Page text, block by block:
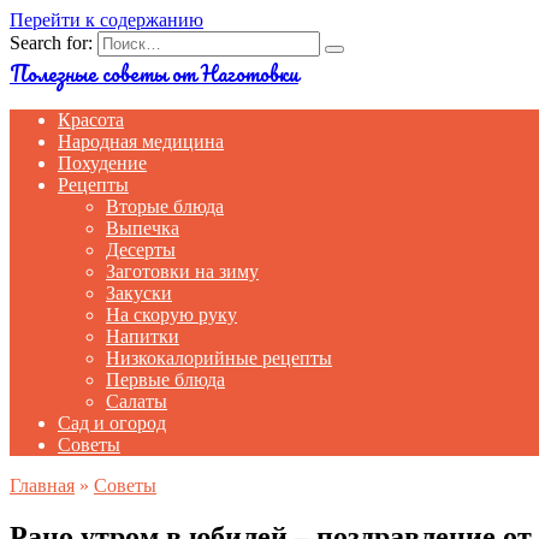
Перейти к содержанию
Search for:
Полезные советы от Наготовки
Красота
Народная медицина
Похудение
Рецепты
Вторые блюда
Выпечка
Десерты
Заготовки на зиму
Закуски
На скорую руку
Напитки
Низкокалорийные рецепты
Первые блюда
Салаты
Сад и огород
Советы
Главная » Советы